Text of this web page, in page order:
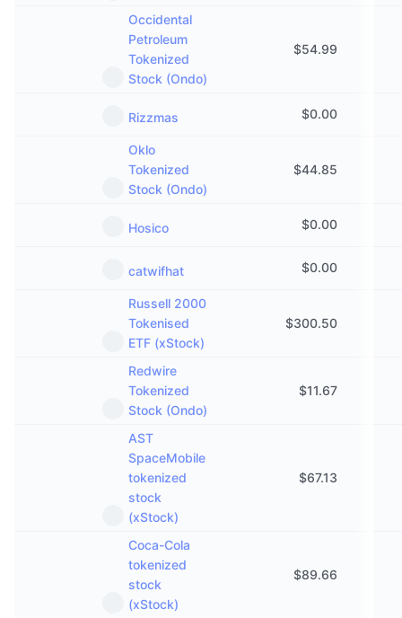
Occidental
Petroleum
Tokenized
Stock (Ondo)
$54.99
Rizzmas $0.00
Oklo
Tokenized
Stock (Ondo)
$44.85
Hosico $0.00
catwifhat $0.00
Russell 2000
Tokenised
ETF (xStock)
$300.50
Redwire
Tokenized
Stock (Ondo)
$11.67
AST
SpaceMobile
tokenized
stock
(xStock)
$67.13
Coca-Cola
tokenized
stock
(xStock)
$89.66